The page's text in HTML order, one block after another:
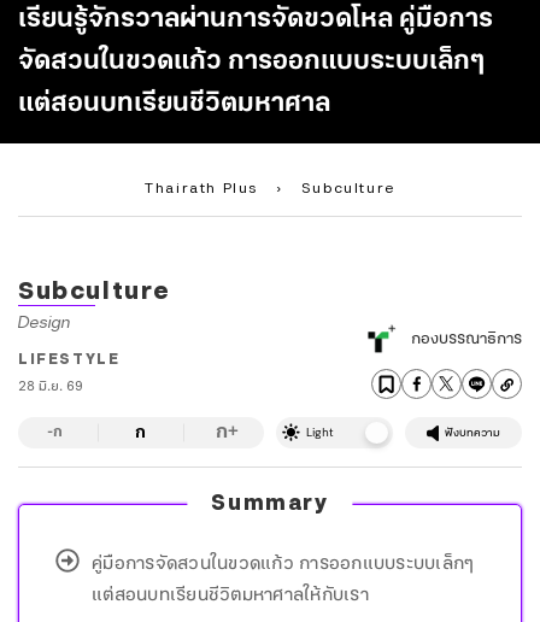
เรียนรู้จักรวาลผ่านการจัดขวดโหล คู่มือการ
จัดสวนในขวดแก้ว การออกแบบระบบเล็กๆ
แต่สอนบทเรียนชีวิตมหาศาล
Thairath Plus › Subculture
Subculture
Design
LIFESTYLE
28 มิ.ย. 69
กองบรรณาธิการ
-ก ก ก+ Light ฟังบทความ
Summary
คู่มือการจัดสวนในขวดแก้ว การออกแบบระบบเล็กๆ
แต่สอนบทเรียนชีวิตมหาศาลให้กับเรา